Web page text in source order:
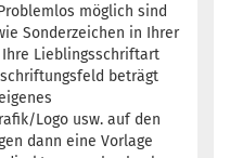
möglich sind
Sonderzeichen in Ihrer
Ihre Lieblingsschriftart
beträgt
Logo usw. auf den
dann eine Vorlage